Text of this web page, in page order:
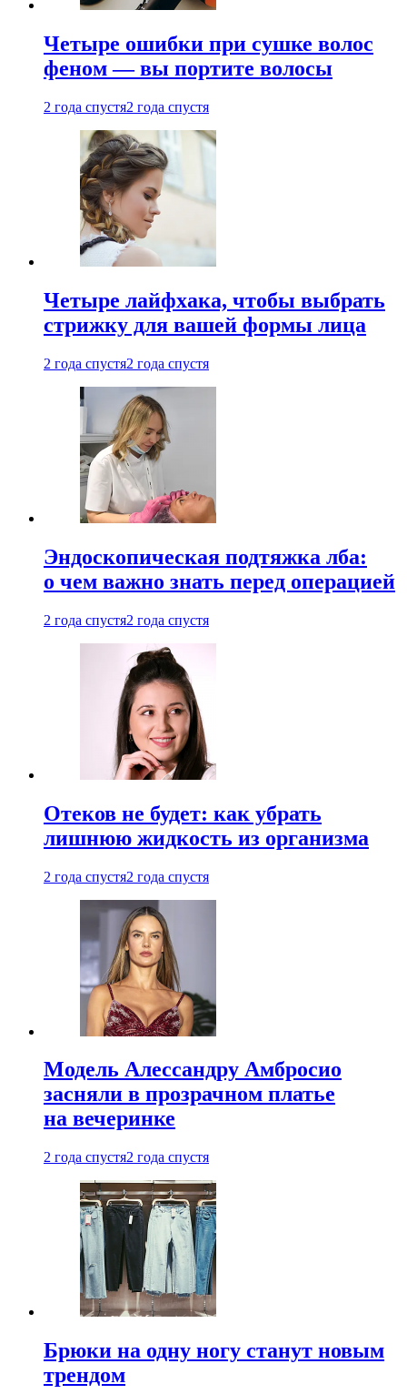
Четыре ошибки при сушке волос
феном — вы портите волосы
2 года спустя2 года спустя
Четыре лайфхака, чтобы выбрать
стрижку для вашей формы лица
2 года спустя2 года спустя
Эндоскопическая подтяжка лба:
о чем важно знать перед операцией
2 года спустя2 года спустя
Отеков не будет: как убрать
лишнюю жидкость из организма
2 года спустя2 года спустя
Модель Алессандру Амбросио
засняли в прозрачном платье
на вечеринке
2 года спустя2 года спустя
Брюки на одну ногу станут новым
трендом